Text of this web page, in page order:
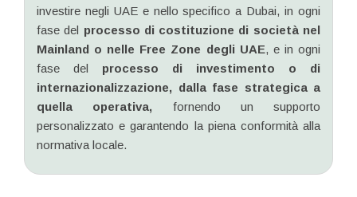
investire negli UAE e nello specifico a Dubai, in ogni
fase del processo di costituzione di società nel
Mainland o nelle Free Zone degli UAE, e in ogni
fase del processo di investimento o di
internazionalizzazione, dalla fase strategica a
quella operativa, fornendo un supporto
personalizzato e garantendo la piena conformità alla
normativa locale.